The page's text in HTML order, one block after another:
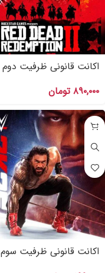
PS۴
۸۹۰,۰۰۰ تومان
اکانت قانونی ظرفیت سوم